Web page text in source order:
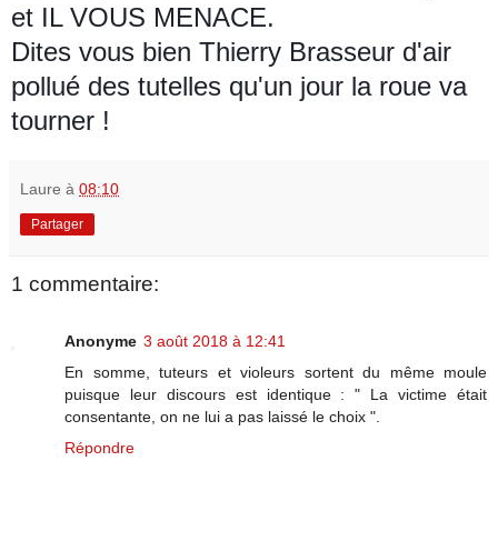
et IL VOUS MENACE.
Dites vous bien Thierry Brasseur d'air
pollué des tutelles qu'un jour la roue va
tourner !
Laure à 08:10
Partager
1 commentaire:
Anonyme 3 août 2018 à 12:41
En somme, tuteurs et violeurs sortent du même moule
puisque leur discours est identique : " La victime était
consentante, on ne lui a pas laissé le choix ".
Répondre